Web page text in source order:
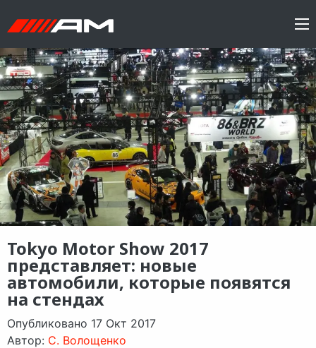
Tokyo Motor Show 2017
представляет: новые
автомобили, которые появятся
на стендах
Опубликовано 17 Окт 2017
Автор: C. Волощенко